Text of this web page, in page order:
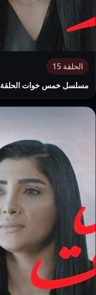
الحلقة 15
مسلسل خمس خوات الحلقة 15 الخامسة عشر HD